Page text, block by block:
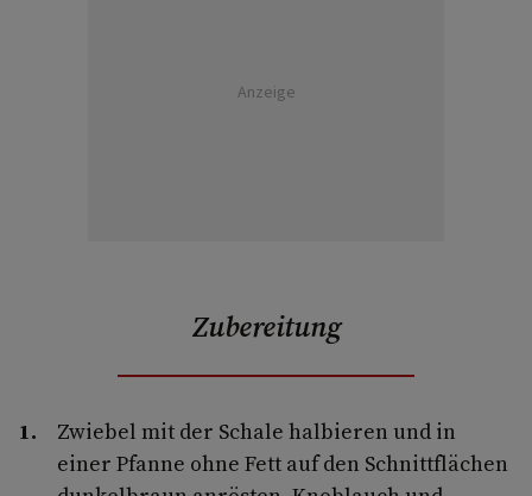
Anzeige
Zubereitung
Zwiebel mit der Schale halbieren und in
einer Pfanne ohne Fett auf den Schnittflächen